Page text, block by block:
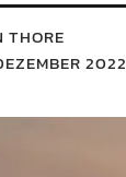
THORE
2022